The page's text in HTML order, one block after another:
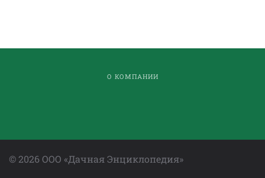
О КОМПАНИИ
©2026 ООО «Дачная Энциклопедия»